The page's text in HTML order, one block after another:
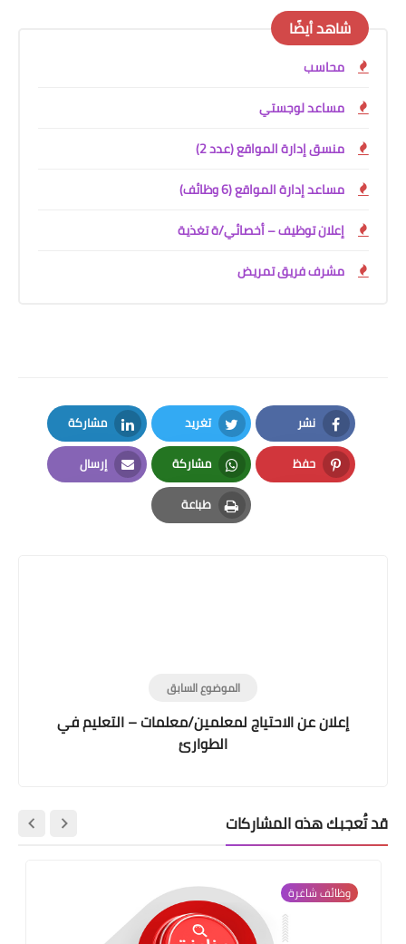
شاهد أيضًا
محاسب
مساعد لوجستي
منسق إدارة المواقع (عدد 2)
مساعد إدارة المواقع (6 وظائف)
إعلان توظيف – أخصائي/ة تغذية
مشرف فريق تمريض
نشر
Facebook
تغريد
Twitter
مشاركة
LinkedIn
حفظ
Pinterest
مشاركة
Whatsapp
إرسال
Email
طباعة
Print
الموضوع السابق
إعلان عن الاحتياج لمعلمين/معلمات – التعليم في
الطوارئ
قد تُعجبك هذه المشاركات
وظائف شاغرة